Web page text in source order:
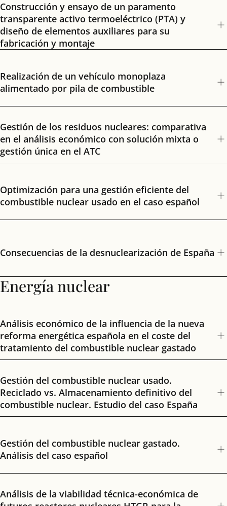
Construcción y ensayo de un paramento
transparente activo termoeléctrico (PTA) y
diseño de elementos auxiliares para su
fabricación y montaje
Realización de un vehículo monoplaza
alimentado por pila de combustible
Gestión de los residuos nucleares: comparativa
en el análisis económico con solución mixta o
gestión única en el ATC
Optimización para una gestión eficiente del
combustible nuclear usado en el caso español
Consecuencias de la desnuclearización de España
Energía nuclear
Análisis económico de la influencia de la nueva
reforma energética española en el coste del
tratamiento del combustible nuclear gastado
Gestión del combustible nuclear usado.
Reciclado vs. Almacenamiento definitivo del
combustible nuclear. Estudio del caso España
Gestión del combustible nuclear gastado.
Análisis del caso español
Análisis de la viabilidad técnica-económica de